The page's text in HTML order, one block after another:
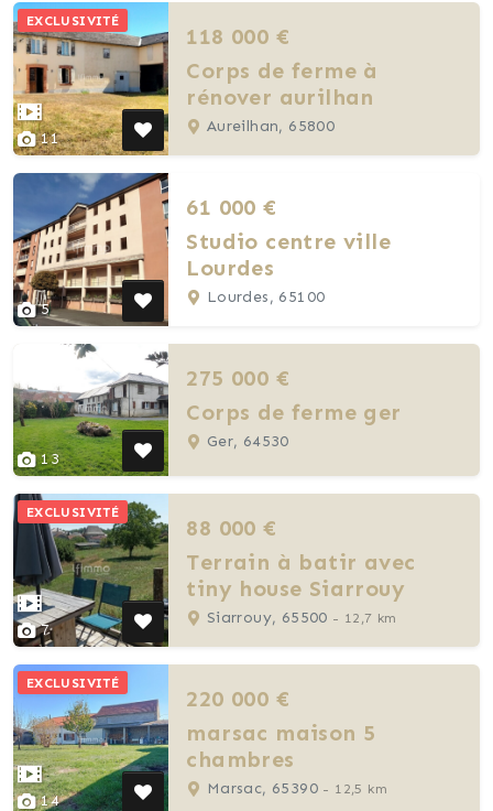
11
EXCLUSIVITÉ
118 000 €
Corps de ferme à
rénover aurilhan
Aureilhan, 65800
5
61 000 €
Studio centre ville
Lourdes
Lourdes, 65100
13
275 000 €
Corps de ferme ger
Ger, 64530
7
EXCLUSIVITÉ
88 000 €
Terrain à batir avec
tiny house Siarrouy
Siarrouy, 65500 - 12,7 km
14
EXCLUSIVITÉ
220 000 €
marsac maison 5
chambres
Marsac, 65390 - 12,5 km